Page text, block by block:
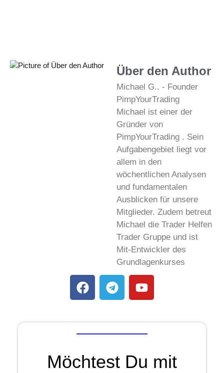
Über den Author
Michael G.. - Founder
PimpYourTrading
Michael ist einer der
Gründer von
PimpYourTrading . Sein
Aufgabengebiet liegt vor
allem in den
wöchentlichen Analysen
und fundamentalen
Ausblicken für unsere
Mitglieder. Zudem betreut
Michael die Trader Helfen
Trader Gruppe und ist
Mit-Entwickler des
Grundlagenkurses
Möchtest Du mit